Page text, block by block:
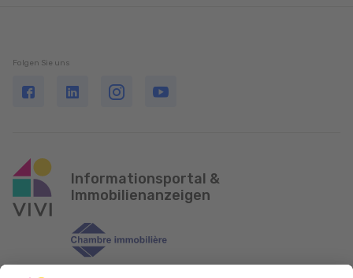
Folgen Sie uns
Informationsportal &
Immobilienanzeigen